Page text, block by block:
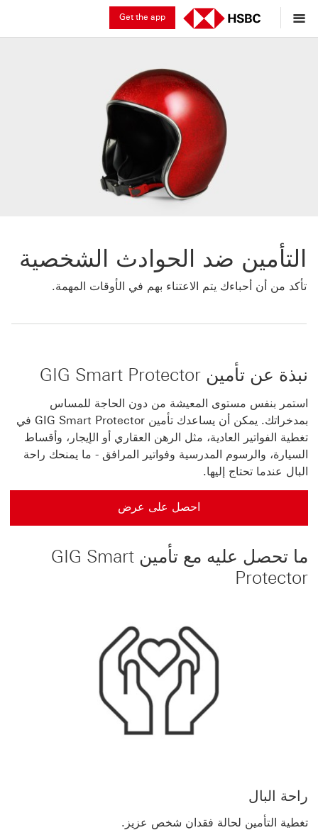
Get the app
التأمين ضد الحوادث الشخصية
تأكد من أن أحباءك يتم الاعتناء بهم في الأوقات المهمة.
نبذة عن تأمين GIG Smart Protector
استمر بنفس مستوى المعيشة من دون الحاجة للمساس
بمدخراتك. يمكن أن يساعدك تأمين GIG Smart Protector في
تغطية الفواتير العادية، مثل الرهن العقاري أو الإيجار، وأقساط
السيارة، والرسوم المدرسية وفواتير المرافق - ما يمنحك راحة
البال عندما تحتاج إليها.
احصل على عرض
ما تحصل عليه مع تأمين GIG Smart
Protector
راحة البال
تغطية التأمين لحالة فقدان شخص عزيز.